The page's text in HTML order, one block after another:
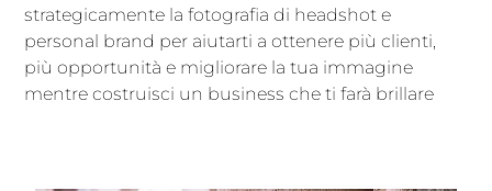
strategicamente la fotografia di headshot e
personal brand per aiutarti a ottenere più clienti,
più opportunità e migliorare la tua immagine
mentre costruisci un business che ti farà brillare